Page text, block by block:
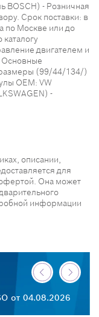
BOSCH) - Розничная
Срок поставки: в
по Москве или до
двигателем и
Основные
размеры (99/44/134/)
OEM: VW
-
описании,
для
Она может
информации
от 04.08.2026